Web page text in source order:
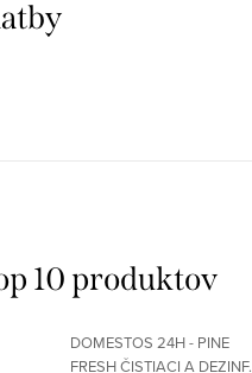
10 produktov
DOMESTOS 24H - PINE
FRESH ČISTIACI A DEZINF.